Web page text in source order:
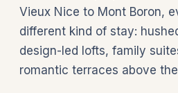
Vieux Nice to Mont Boron,
different kind of stay:
design-led lofts, family
romantic terraces above